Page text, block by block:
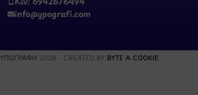
info@ypografi.com
ΥΠΟΓΡΑΦΗ 2026 - CREATED BY BYTE A COOKIE